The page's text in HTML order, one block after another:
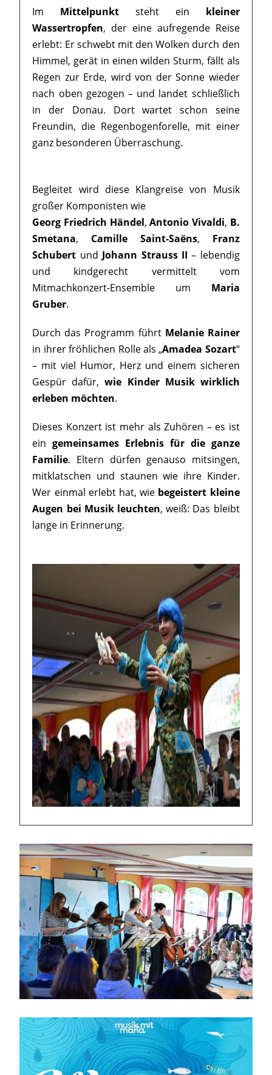
Im Mittelpunkt steht ein kleiner
Wassertropfen, der eine aufregende Reise
erlebt: Er schwebt mit den Wolken durch den
Himmel, gerät in einen wilden Sturm, fällt als
Regen zur Erde, wird von der Sonne wieder
nach oben gezogen – und landet schließlich
in der Donau. Dort wartet schon seine
Freundin, die Regenbogenforelle, mit einer
ganz besonderen Überraschung.
Begleitet wird diese Klangreise von Musik
großer Komponisten wie
Georg Friedrich Händel,Antonio Vivaldi, B.
Smetana, Camille Saint-Saëns, Franz
Schubert und Johann Strauss II – lebendig
und kindgerecht vermittelt vom
Mitmachkonzert-Ensemble um Maria
Gruber.
Durch das Programm führt Melanie Rainer
in ihrer fröhlichen Rolle als „Amadea Sozart“
– mit viel Humor, Herz und einem sicheren
Gespür dafür,wie Kinder Musik wirklich
erleben möchten.
Dieses Konzert ist mehr als Zuhören – es ist
eingemeinsames Erlebnis für die ganze
Familie. Eltern dürfen genauso mitsingen,
mitklatschen und staunen wie ihre Kinder.
Wer einmal erlebt hat, wie begeistert kleine
Augen bei Musik leuchten, weiß: Das bleibt
lange in Erinnerung.